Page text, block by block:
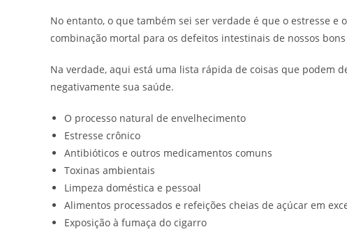
No entanto, o que também sei ser verdade é que o estresse
combinação mortal para os defeitos intestinais de nossos
Na verdade, aqui está uma lista rápida de coisas que podem
negativamente sua saúde.
O processo natural de envelhecimento
Estresse crônico
Antibióticos e outros medicamentos comuns
Toxinas ambientais
Limpeza doméstica e pessoal
Alimentos processados ​​e refeições cheias de açúcar em
Exposição à fumaça do cigarro